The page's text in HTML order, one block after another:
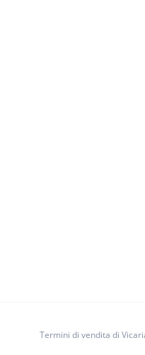
Termini di vendita di